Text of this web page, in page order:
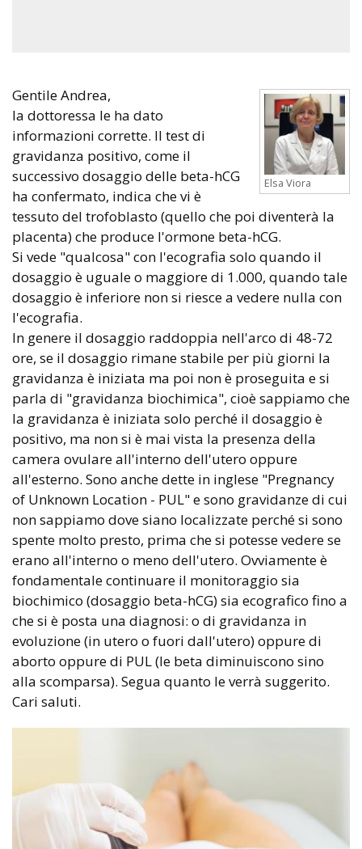
Elsa Viora
Gentile Andrea,
la dottoressa le ha dato
informazioni corrette. Il test di
gravidanza positivo, come il
successivo dosaggio delle beta-hCG
ha confermato, indica che vi è
tessuto del trofoblasto (quello che poi diventerà la
placenta) che produce l'ormone beta-hCG.
Si vede "qualcosa" con l'ecografia solo quando il
dosaggio è uguale o maggiore di 1.000, quando tale
dosaggio è inferiore non si riesce a vedere nulla con
l'ecografia.
In genere il dosaggio raddoppia nell'arco di 48-72
ore, se il dosaggio rimane stabile per più giorni la
gravidanza è iniziata ma poi non è proseguita e si
parla di "gravidanza biochimica", cioè sappiamo che
la gravidanza è iniziata solo perché il dosaggio è
positivo, ma non si è mai vista la presenza della
camera ovulare all'interno dell'utero oppure
all'esterno. Sono anche dette in inglese "Pregnancy
of Unknown Location - PUL" e sono gravidanze di cui
non sappiamo dove siano localizzate perché si sono
spente molto presto, prima che si potesse vedere se
erano all'interno o meno dell'utero. Ovviamente è
fondamentale continuare il monitoraggio sia
biochimico (dosaggio beta-hCG) sia ecografico fino a
che si è posta una diagnosi: o di gravidanza in
evoluzione (in utero o fuori dall'utero) oppure di
aborto oppure di PUL (le beta diminuiscono sino
alla scomparsa). Segua quanto le verrà suggerito.
Cari saluti.